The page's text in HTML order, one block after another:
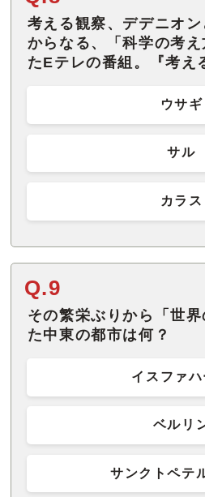
考える観察、デデニオ
からなる、「科学の考
たEテレの番組。『考え
ウサギ
サル
カラス
Q.9
その繁栄ぶりから「世
た中東の都市は何？
イスファハ
ベルリ
サンクトペテ